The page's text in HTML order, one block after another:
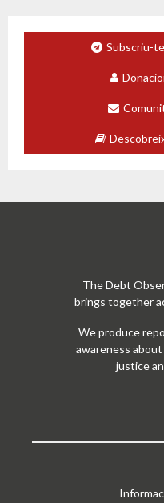
Subscriu-
The Debt
brings together
We produce
awareness
justice